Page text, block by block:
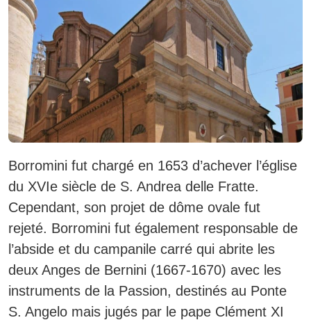
Borromini fut chargé en 1653 d’achever l’église
du XVIe siècle de S. Andrea delle Fratte.
Cependant, son projet de dôme ovale fut
rejeté. Borromini fut également responsable de
l’abside et du campanile carré qui abrite les
deux Anges de Bernini (1667-1670) avec les
instruments de la Passion, destinés au Ponte
S. Angelo mais jugés par le pape Clément XI